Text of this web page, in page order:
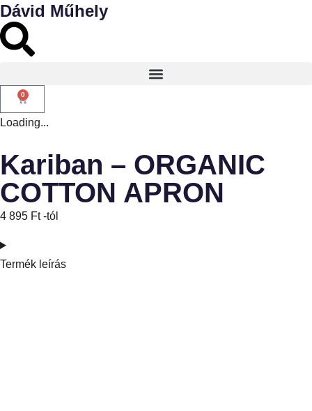
Dávid Műhely
0
Loading...
Kariban – ORGANIC
COTTON APRON
4 895 Ft-tól
Termék leírás